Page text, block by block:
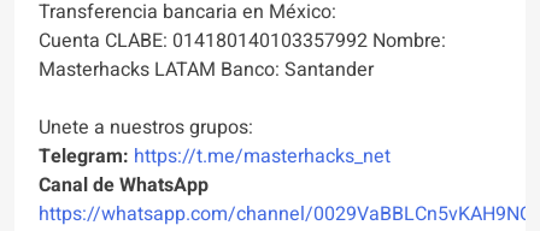
Transferencia bancaria en México:
Cuenta CLABE: 014180140103357992 Nombre:
Masterhacks LATAM Banco: Santander
Unete a nuestros grupos:
Telegram: https://t.me/masterhacks_net
Canal de WhatsApp
https://whatsapp.com/channel/